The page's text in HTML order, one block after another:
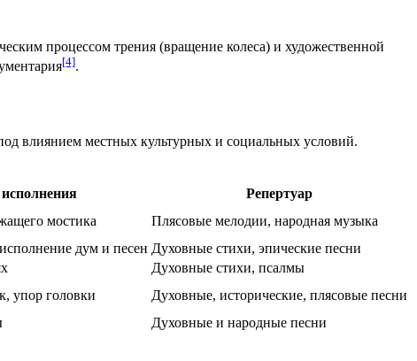
процессом трения (вращение колеса) и художественной
[4].
влиянием местных культурных и социальных условий.
Репертуар
мостика
Плясовые мелодии, народная музыка
дум и песен Духовные стихи, эпические песни
Духовные стихи, псалмы
упор головки
Духовные, исторические, плясовые песни
Духовные и народные песни